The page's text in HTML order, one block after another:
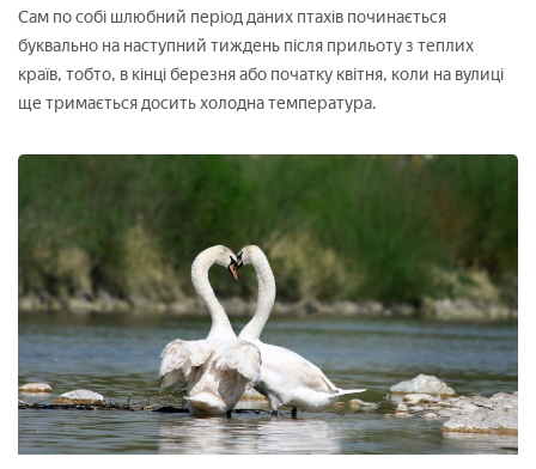
Сам по собі шлюбний період даних птахів починається
буквально на наступний тиждень після прильоту з теплих
країв, тобто, в кінці березня або початку квітня, коли на вулиці
ще тримається досить холодна температура.